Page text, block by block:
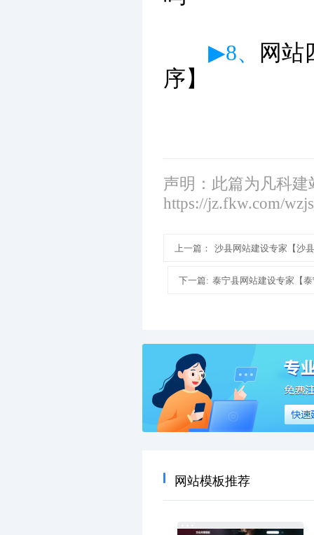
▶8、
网站
序】
声明：此篇为凡科
https://jz.fkw.com/
上一篇： 沙县网站建设专家【沙
下一篇: 泰宁县网站建设专家【
网站模板推荐